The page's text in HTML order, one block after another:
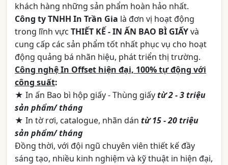
khách hàng những sản phẩm hoàn hảo nhất.
Công ty TNHH In Trần Gia là đơn vị hoạt động
trong lĩnh vực THIẾT KẾ - IN ẤN BAO BÌ GIẤYvà
cung cấp các sản phẩm tốt nhất phục vụ cho hoạt
động quảng bá nhãn hiệu, phát triển thị trường.
Công nghệ In Offset hiện đại, 100% tự động với
công suất:
★ In ấn Bao bì hộp giấy - Thùng giấytừ 2 - 3 triệu
sản phẩm/ tháng
★ In tờ rơi, catalogue, nhãn dán từ 15 - 20 triệu
sản phẩm/ tháng
Đồng thời, với đội ngũ chuyên viên thiết kế đầy
sáng tạo, nhiều kinh nghiệm và kỹ thuật in hiện đại,